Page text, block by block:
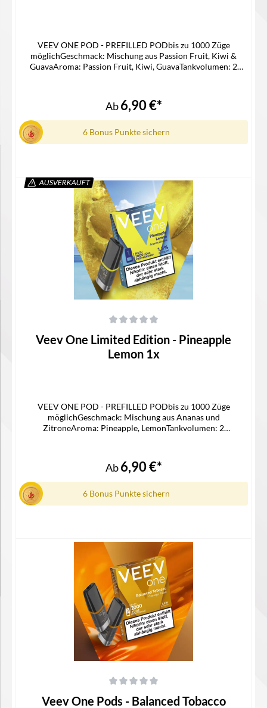
VEEV ONE POD - PREFILLED PODbis zu 1000 Züge
möglichGeschmack: Mischung aus Passion Fruit, Kiwi &
GuavaAroma: Passion Fruit, Kiwi, GuavaTankvolumen: 2
der ausgewählten Geschmacksrichtung1x
Gebrauchsinfomation
Ab6,90 €*
6 Bonus Punkte sichern
Details
AUSVERKAUFT
Veev One Limited Edition - Pineapple
Lemon 1x
VEEV ONE POD - PREFILLED PODbis zu 1000 Züge
möglichGeschmack: Mischung aus Ananas und
ZitroneAroma: Pineapple, LemonTankvolumen: 2
der ausgewählten Geschmacksrichtung1x
Gebrauchsinfomation
Ab6,90 €*
6 Bonus Punkte sichern
Details
Veev One Pods - Balanced Tobacco